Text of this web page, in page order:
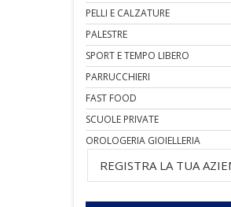
PELLI E CALZATURE
PALESTRE
SPORT E TEMPO LIBERO
PARRUCCHIERI
FAST FOOD
SCUOLE PRIVATE
OROLOGERIA GIOIELLERIA
REGISTRA LA TUA